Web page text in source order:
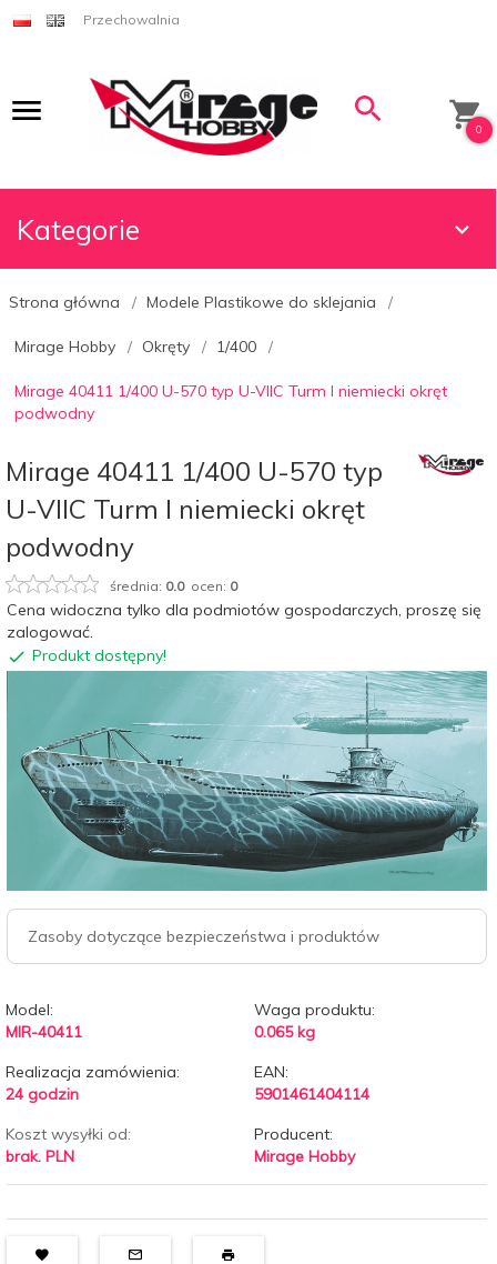
Przechowalnia
0
Kategorie
Strona główna Modele Plastikowe do sklejania
Mirage Hobby Okręty 1/400
Mirage 40411 1/400 U-570 typ U-VIIC Turm I niemiecki okręt
podwodny
Mirage 40411 1/400 U-570 typ
U-VIIC Turm I niemiecki okręt
podwodny
średnia: 0.0ocen: 0
Cena widoczna tylko dla podmiotów gospodarczych, proszę się
zalogować.
Produkt dostępny!
Zasoby dotyczące bezpieczeństwa i produktów
Model:
MIR-40411
Waga produktu:
0.065 kg
Realizacja zamówienia:
24 godzin
EAN:
5901461404114
Koszt wysyłki od:
brak. PLN
Producent:
Mirage Hobby